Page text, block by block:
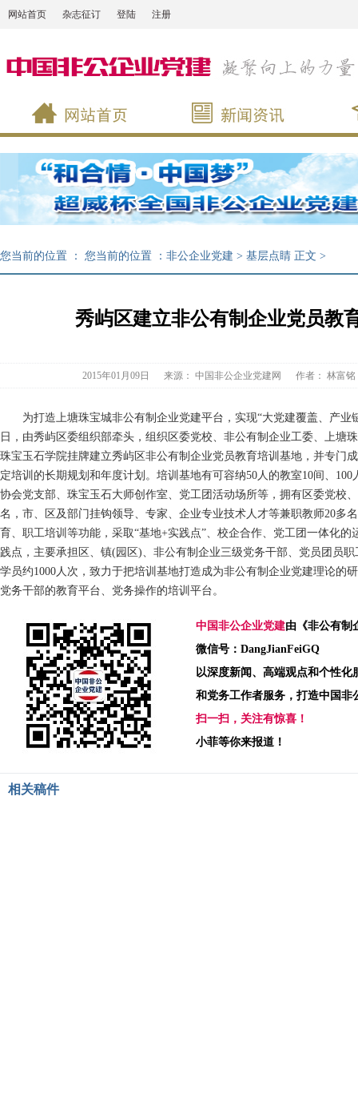
网站首页 杂志征订 登陆 注册
您当前的位置 ： 您当前的位置 ： 非公企业党建 > 基层点睛 正文 >
秀屿区建立非公有制企业党员教
2015年01月09日 来源：中国非公企业党建网 作者：林富铭
为打造上塘珠宝城非公有制企业党建平台，实现“大党建覆盖、产业
日，由秀屿区委组织部牵头，组织区委党校、非公有制企业工委、上塘
珠宝玉石学院挂牌建立秀屿区非公有制企业党员教育培训基地，并专门
定培训的长期规划和年度计划。培训基地有可容纳50人的教室10间、100
协会党支部、珠宝玉石大师创作室、党工团活动场所等，拥有区委党校
名，市、区及部门挂钩领导、专家、企业专业技术人才等兼职教师20多
育、职工培训等功能，采取“基地+实践点”、校企合作、党工团一体化的
践点，主要承担区、镇(园区)、非公有制企业三级党务干部、党员团员
学员约1000人次，致力于把培训基地打造成为非公有制企业党建理论的
党务干部的教育平台、党务操作的培训平台。
中国非公企业党建由《非公有制
微信号：DangJianFeiGQ
以深度新闻、高端观点和个性化
和党务工作者服务，打造中国非
扫一扫，关注有惊喜！
小菲等你来报道！
相关稿件